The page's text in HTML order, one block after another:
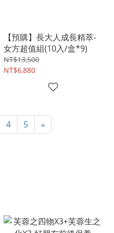
【預購】長大人成長精萃-
女方超值組(10入/盒*9)
NT$13,500
NT$6,880
4 5 »